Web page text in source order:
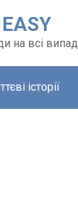
на всі
історії